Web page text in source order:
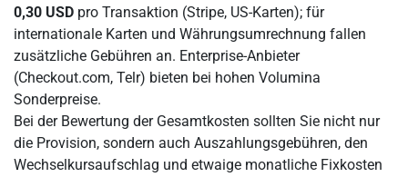
0,30 USD pro Transaktion (Stripe, US-Karten); für
internationale Karten und Währungsumrechnung fallen
zusätzliche Gebühren an. Enterprise-Anbieter
(Checkout.com, Telr) bieten bei hohen Volumina
Sonderpreise.
Bei der Bewertung der Gesamtkosten sollten Sie nicht nur
die Provision, sondern auch Auszahlungsgebühren, den
Wechselkursaufschlag und etwaige monatliche Fixkosten